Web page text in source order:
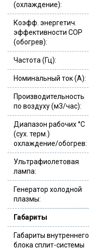
(охлаждение):
Коэфф. энергетич.
эффективности COP
(обогрев):
Частота (Гц):
Номинальный ток (А):
Производительность
по воздуху (м3/час):
Диапазон рабочих °C
(сух. терм.)
охлаждение/обогрев:
Ультрафиолетовая
лампа:
Генератор холодной
плазмы:
Габариты
Габариты внутреннего
блока сплит-системы